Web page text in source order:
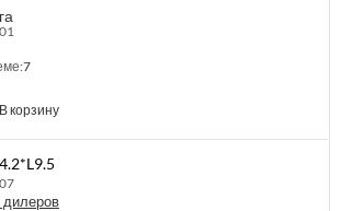
7
В корзину
дилеров